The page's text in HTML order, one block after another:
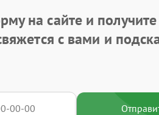
на сайте и
с вами и